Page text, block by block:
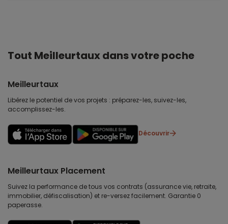
Tout Meilleurtaux dans votre poche
Meilleurtaux
Libérez le potentiel de vos projets : préparez-les, suivez-les,
accomplissez-les.
Découvrir
Meilleurtaux Placement
Suivez la performance de tous vos contrats (assurance vie, retraite,
immobilier, défiscalisation) et re-versez facilement. Garantie 0
paperasse.